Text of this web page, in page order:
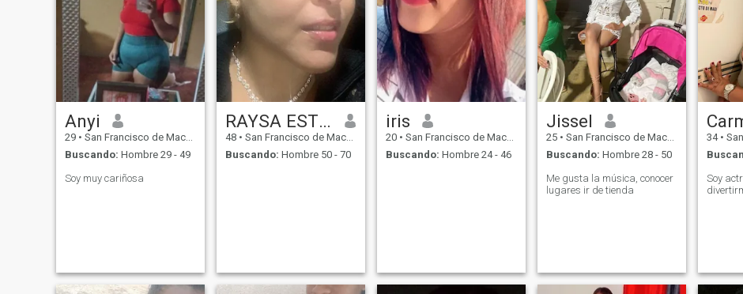
Anyi
29 • San Francisco de Macorís, Duarte, Rep. Dominicana
Buscando: Hombre 29 - 49
Soy muy cariñosa
RAYSA ESTHER
48 • San Francisco de Macorís, Duarte, Rep. Dominicana
Buscando: Hombre 50 - 70
iris
20 • San Francisco de Macorís, Duarte, Rep. Dominicana
Buscando: Hombre 24 - 46
Jissel
25 • San Francisco de Macorís, Duarte, Rep. Dominicana
Buscando: Hombre 28 - 50
Me gusta la música, conocer
lugares ir de tienda
34 • San
Soy